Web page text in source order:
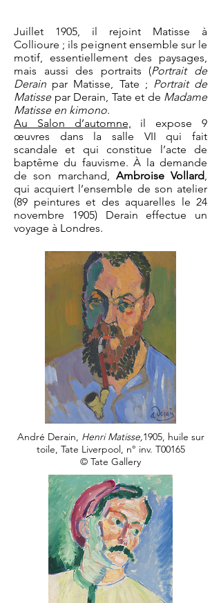
Juillet 1905, il rejoint Matisse à
Collioure ; ils peignent ensemble sur le
motif, essentiellement des paysages,
mais aussi des portraits (Portrait de
Derain par Matisse, Tate ; Portrait de
Matisse par Derain, Tate et de Madame
Matisse en kimono.
Au Salon d’automne, il expose 9
œuvres dans la salle VII qui fait
scandale et qui constitue l’acte de
baptême du fauvisme. À la demande
de son marchand, Ambroise Vollard,
qui acquiert l’ensemble de son atelier
(89 peintures et des aquarelles le 24
novembre 1905) Derain effectue un
voyage à Londres.
André Derain, Henri Matisse,1905, huile sur
toile, Tate Liverpool, n° inv. T00165
© Tate Gallery